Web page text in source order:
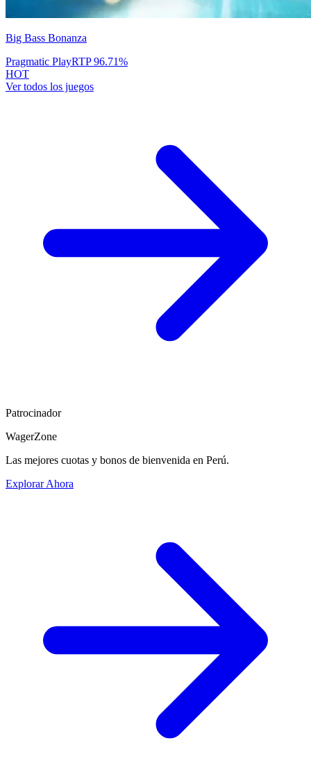
Big Bass Bonanza
Pragmatic PlayRTP96.71%
HOT
Ver todos los juegos
Patrocinador
WagerZone
Las mejores cuotas y bonos de bienvenida en Perú.
Explorar Ahora